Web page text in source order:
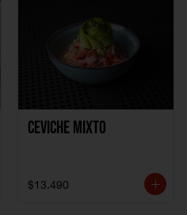
Ceviche Mixto
$13.490